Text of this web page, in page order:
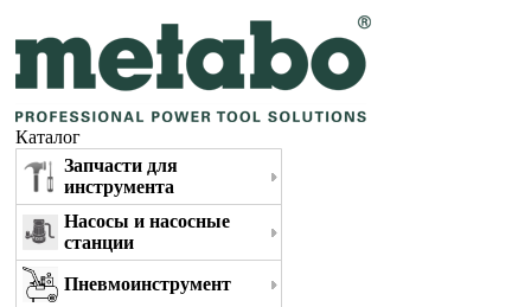
Каталог
Запчасти для
инструмента
Насосы и насосные
станции
Пневмоинструмент